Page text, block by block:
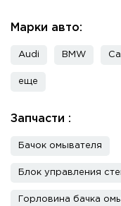
Марки авто:
Audi BMW
еще
Запчасти :
Бачок омывателя
Блок управления
Горловина бачка